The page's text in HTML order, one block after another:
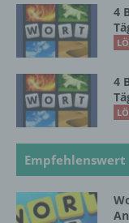
4
4
Empfehlenswert
Lage,
f)
auf
ohne